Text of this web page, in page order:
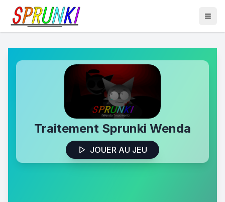
Traitement Sprunki Wenda
JOUER AU JEU